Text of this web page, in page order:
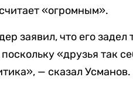
«огромным».
заявил, что его задел
«друзья так
— сказал Усманов.